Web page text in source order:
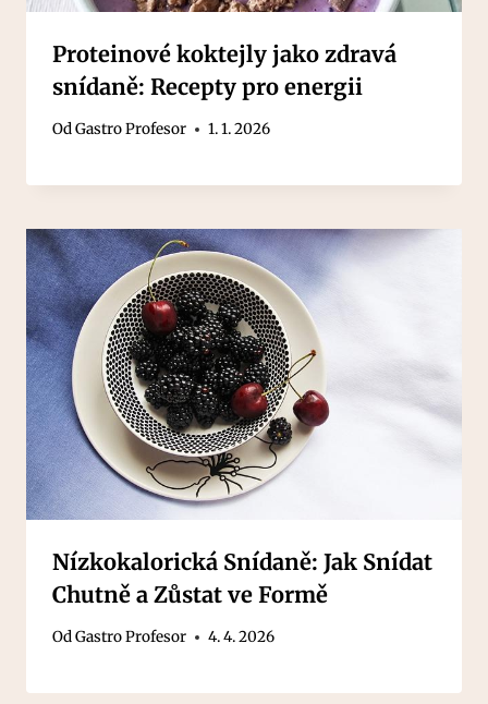
Proteinové koktejly jako zdravá
snídaně: Recepty pro energii
OdGastro Profesor 1. 1. 2026
Nízkokalorická Snídaně: Jak Snídat
Chutně a Zůstat ve Formě
OdGastro Profesor 4. 4. 2026